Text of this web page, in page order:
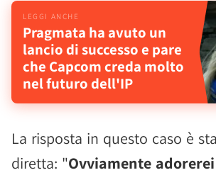
Pragmata ha avuto un
lancio di successo e pare
che Capcom creda molto
nel futuro dell'IP
La risposta in questo caso è
diretta: "Ovviamente